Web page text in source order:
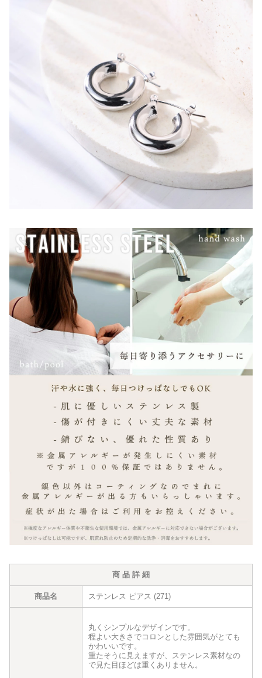
商 品 詳 細
商品名 ステンレス ピアス (271)
丸くシンプルなデザインです。
程よい大きさでコロンとした雰囲気がとても
かわいいです。
重たそうに見えますが、ステンレス素材なの
で見た目ほどは重くありません。